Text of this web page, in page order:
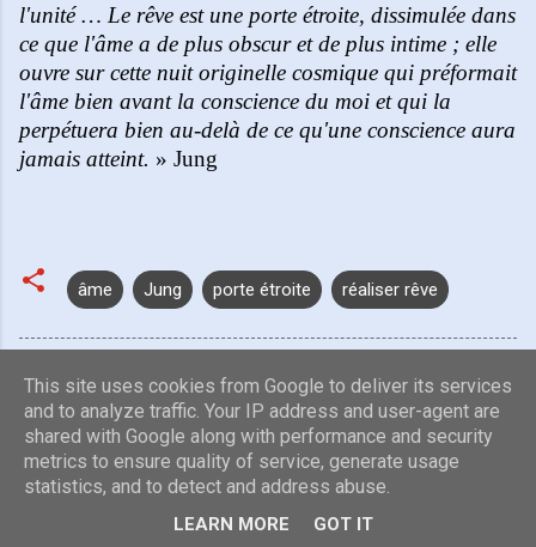
l'unité … Le rêve est une porte étroite, dissimulée dans
ce que l'âme a de plus obscur et de plus intime ; elle
ouvre sur cette nuit originelle cosmique qui préformait
l'âme bien avant la conscience du moi et qui la
perpétuera bien au-delà de ce qu'une conscience aura
jamais atteint. » Jung
âme Jung porte étroite réaliser rêve
Fourni par Blogger
This site uses cookies from Google to deliver its services
and to analyze traffic. Your IP address and user-agent are
shared with Google along with performance and security
metrics to ensure quality of service, generate usage
statistics, and to detect and address abuse.
LEARN MORE GOT IT